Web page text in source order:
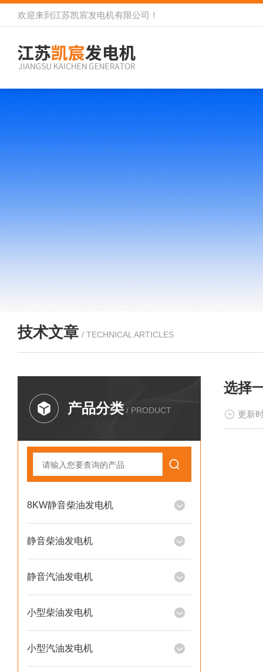
欢迎来到 江苏凯宸发电机有限公司 ！
技术文章 / TECHNICAL ARTICLES
产品分类 / PRODUCT
8KW静音柴油发电机
静音柴油发电机
静音汽油发电机
小型柴油发电机
小型汽油发电机
选择
更新